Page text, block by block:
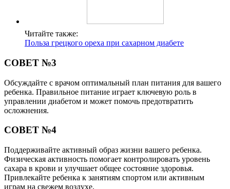
Читайте также:
Польза грецкого ореха при сахарном диабете
СОВЕТ №3
Обсуждайте с врачом оптимальный план питания для вашего
ребенка. Правильное питание играет ключевую роль в
управлении диабетом и может помочь предотвратить
осложнения.
СОВЕТ №4
Поддерживайте активный образ жизни вашего ребенка.
Физическая активность помогает контролировать уровень
сахара в крови и улучшает общее состояние здоровья.
Привлекайте ребенка к занятиям спортом или активным
играм на свежем воздухе.